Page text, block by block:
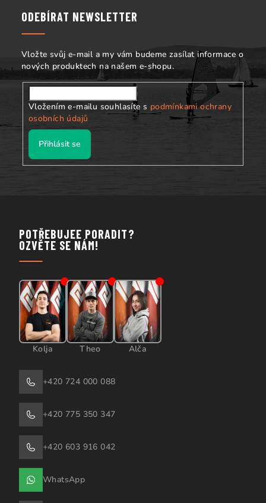
p
i
u
ODEBÍRAT NEWSLETTER
Vložte svůj e-mail a my vám budeme zasílat informace o
nových produktech na našem e-shopu.
Vložením e-mailu souhlasíte s podmínkami ochrany
osobních údajů
Přihlásit se
POTŘEBUJEE PORADIT?
OZVĚTE SE NÁM!
Kolja Theo Alča
+420 724 000 088
+420 775 350 347
+420 603 916 042
WhatsApp